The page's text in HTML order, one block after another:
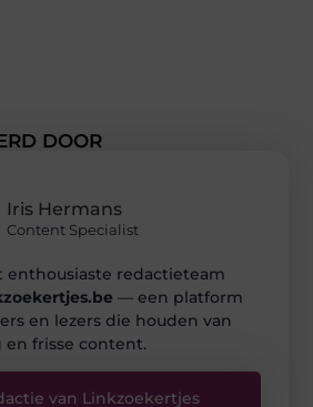
DOOR
Iris Hermans
Content Specialist
enthousiaste redactieteam
— een platform
en lezers die houden van
en frisse content.
van Linkzoekertjes